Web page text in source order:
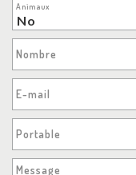
Animaux
Nombre
E-mail
Portable
Message